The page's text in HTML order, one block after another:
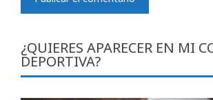
¿QUIERES APARECER EN MI
DEPORTIVA?